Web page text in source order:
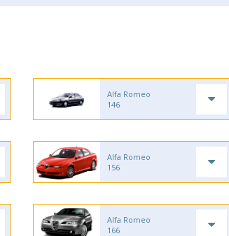
Alfa Romeo
146
Alfa Romeo
156
Alfa Romeo
166